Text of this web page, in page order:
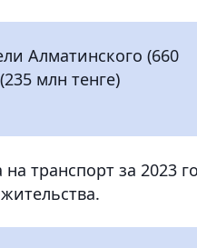
Алматинского (660
млн тенге)
транспорт за 2023